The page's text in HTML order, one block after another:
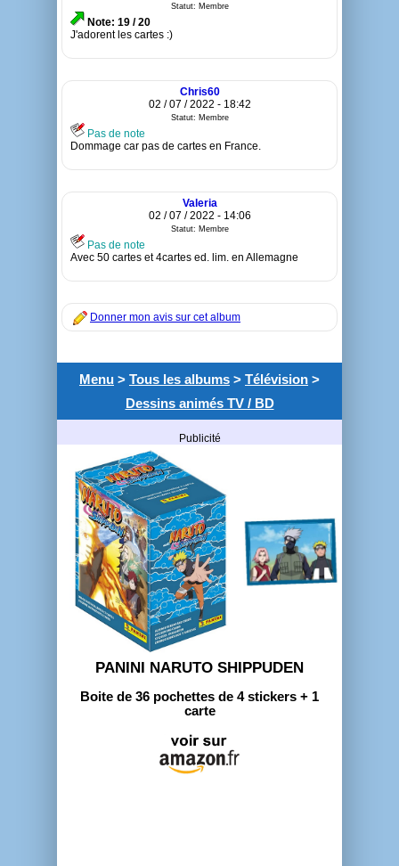
Statut: Membre
Note: 19 / 20
J'adorent les cartes :)
Chris60
02 / 07 / 2022 - 18:42
Statut: Membre
Pas de note
Dommage car pas de cartes en France.
Valeria
02 / 07 / 2022 - 14:06
Statut: Membre
Pas de note
Avec 50 cartes et 4cartes ed. lim. en Allemagne
Donner mon avis sur cet album
Menu > Tous les albums > Télévision >
Dessins animés TV / BD
Publicité
PANINI NARUTO SHIPPUDEN
Boite de 36 pochettes de 4 stickers + 1
carte